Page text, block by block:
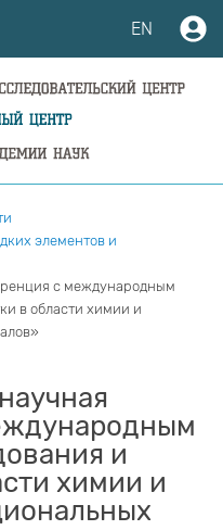
EN
элементов и
с международным
в области химии и
и
химии и